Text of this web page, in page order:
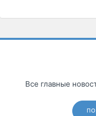
Все главные